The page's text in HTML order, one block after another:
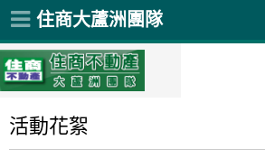
活動花絮
住商大蘆洲團隊